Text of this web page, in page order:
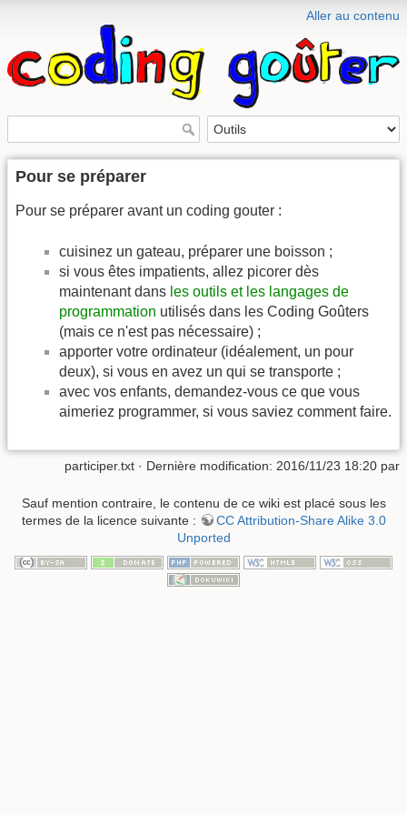
Aller au contenu
Pour se préparer
Pour se préparer avant un coding gouter :
cuisinez un gateau, préparer une boisson ;
si vous êtes impatients, allez picorer dès
maintenant dans les outils et les langages de
programmation utilisés dans les Coding Goûters
(mais ce n'est pas nécessaire) ;
apporter votre ordinateur (idéalement, un pour
deux), si vous en avez un qui se transporte ;
avec vos enfants, demandez-vous ce que vous
aimeriez programmer, si vous saviez comment faire.
participer.txt · Dernière modification: 2016/11/23 18:20 par
Sauf mention contraire, le contenu de ce wiki est placé sous les
termes de la licence suivante :
CC Attribution-Share Alike 3.0
Unported